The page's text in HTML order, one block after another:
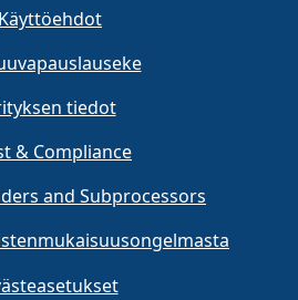
Käyttöehdot
tiedot
& Compliance
and Subprocessors